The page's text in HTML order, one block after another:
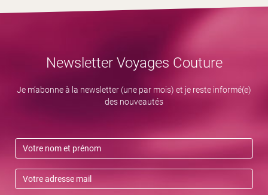
Newsletter Voyages Couture
Je m’abonne à la newsletter (une par mois) et je reste informé(e)
des nouveautés